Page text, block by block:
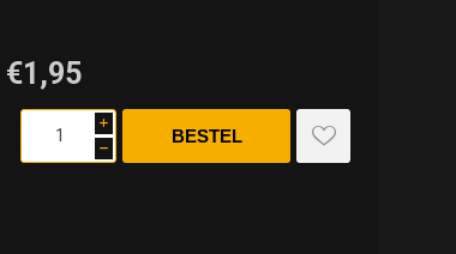
€1,95
i
h